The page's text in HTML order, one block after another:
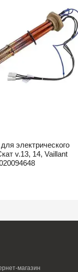
электрического
v.13, 14, Vaillant
магазин